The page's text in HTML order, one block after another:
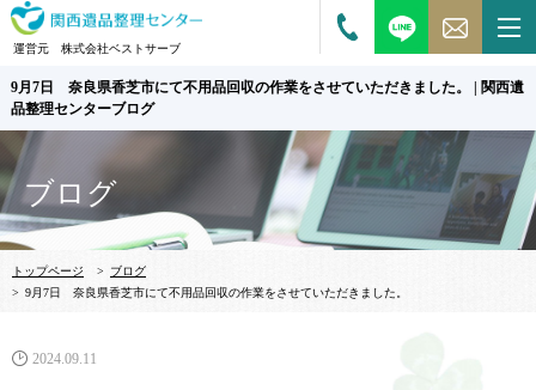
運営元 株式会社ベストサーブ
9月7日 奈良県香芝市にて不用品回収の作業をさせていただきました。 | 関西遺
品整理センターブログ
ブログ
トップページ >
ブログ
> 9月7日 奈良県香芝市にて不用品回収の作業をさせていただきました。
2024.09.11